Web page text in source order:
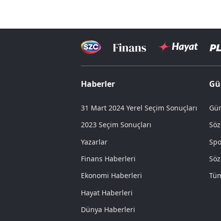
Haberler
31 Mart 2024 Yerel Seçim Sonuçları
2023 Seçim Sonuçları
Yazarlar
Finans Haberleri
Ekonomi Haberleri
Hayat Haberleri
Dünya Haberleri